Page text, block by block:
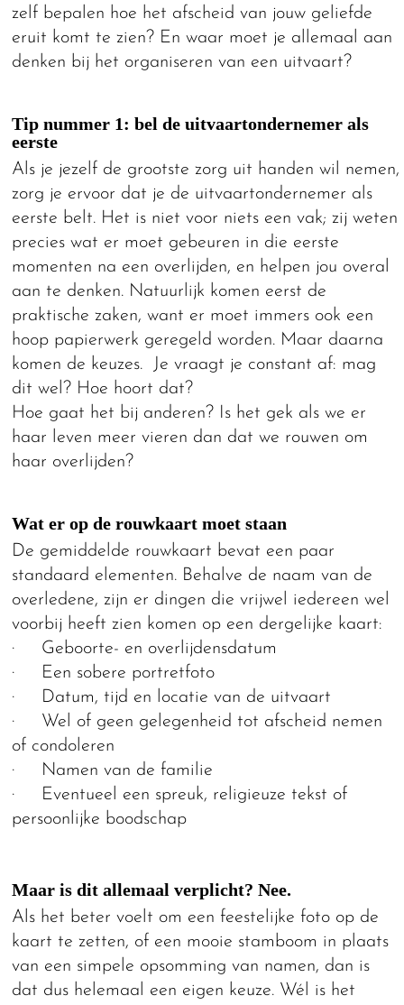
zelf bepalen hoe het afscheid van jouw geliefde
eruit komt te zien? En waar moet je allemaal aan
denken bij het organiseren van een uitvaart?
Tip nummer 1: bel de uitvaartondernemer als
eerste
Als je jezelf de grootste zorg uit handen wil nemen,
zorg je ervoor dat je de uitvaartondernemer als
eerste belt. Het is niet voor niets een vak; zij weten
precies wat er moet gebeuren in die eerste
momenten na een overlijden, en helpen jou overal
aan te denken. Natuurlijk komen eerst de
praktische zaken, want er moet immers ook een
hoop papierwerk geregeld worden. Maar daarna
komen de keuzes. Je vraagt je constant af: mag
dit wel? Hoe hoort dat?
Hoe gaat het bij anderen? Is het gek als we er
haar leven meer vieren dan dat we rouwen om
haar overlijden?
Wat er op de rouwkaart moet staan
De gemiddelde rouwkaart bevat een paar
standaard elementen. Behalve de naam van de
overledene, zijn er dingen die vrijwel iedereen wel
voorbij heeft zien komen op een dergelijke kaart:
· Geboorte- en overlijdensdatum
· Een sobere portretfoto
· Datum, tijd en locatie van de uitvaart
· Wel of geen gelegenheid tot afscheid nemen
of condoleren
· Namen van de familie
· Eventueel een spreuk, religieuze tekst of
persoonlijke boodschap
Maar is dit allemaal verplicht? Nee.
Als het beter voelt om een feestelijke foto op de
kaart te zetten, of een mooie stamboom in plaats
van een simpele opsomming van namen, dan is
dat dus helemaal een eigen keuze. Wél is het